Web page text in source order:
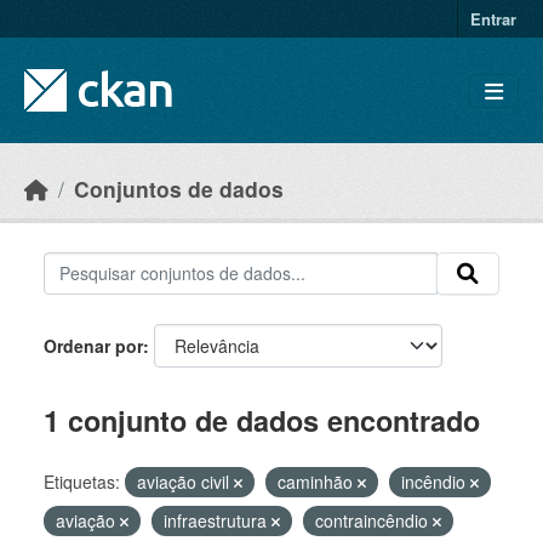
Entrar
Conjuntos de dados
Ordenar por
1 conjunto de dados encontrado
Etiquetas: aviação civil caminhão
incêndio
aviação
infraestrutura
contraincêndio